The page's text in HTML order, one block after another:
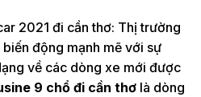
2021 đi cần thơ: Thị trường
động mạnh mẽ với sự
về các dòng xe mới được
9 chổ đi cần thơlà dòng